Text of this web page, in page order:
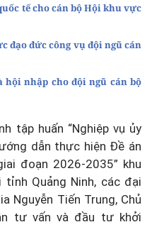
tế cho cán bộ Hội khu vực
đạo đức công vụ đội ngũ cán
hội nhập cho đội ngũ cán bộ
tập huấn “Nghiệp vụ ủy
dẫn thực hiện Đề án
đoạn 2026-2035” khu
Quảng Ninh, các đại
Nguyễn Tiến Trung, Chủ
tư vấn và đầu tư khởi